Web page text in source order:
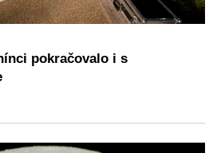
pokračovalo i s